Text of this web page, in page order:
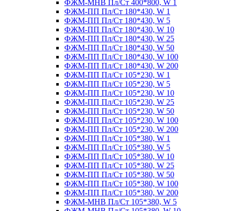
ФЖМ-МНВ Пл/Ст 400*800, W 1
ФЖМ-ПП Пл/Ст 180*430, W 1
ФЖМ-ПП Пл/Ст 180*430, W 5
ФЖМ-ПП Пл/Ст 180*430, W 10
ФЖМ-ПП Пл/Ст 180*430, W 25
ФЖМ-ПП Пл/Ст 180*430, W 50
ФЖМ-ПП Пл/Ст 180*430, W 100
ФЖМ-ПП Пл/Ст 180*430, W 200
ФЖМ-ПП Пл/Ст 105*230, W 1
ФЖМ-ПП Пл/Ст 105*230, W 5
ФЖМ-ПП Пл/Ст 105*230, W 10
ФЖМ-ПП Пл/Ст 105*230, W 25
ФЖМ-ПП Пл/Ст 105*230, W 50
ФЖМ-ПП Пл/Ст 105*230, W 100
ФЖМ-ПП Пл/Ст 105*230, W 200
ФЖМ-ПП Пл/Ст 105*380, W 1
ФЖМ-ПП Пл/Ст 105*380, W 5
ФЖМ-ПП Пл/Ст 105*380, W 10
ФЖМ-ПП Пл/Ст 105*380, W 25
ФЖМ-ПП Пл/Ст 105*380, W 50
ФЖМ-ПП Пл/Ст 105*380, W 100
ФЖМ-ПП Пл/Ст 105*380, W 200
ФЖМ-МНВ Пл/Ст 105*380, W 5